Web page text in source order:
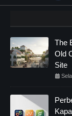
The
Old
Site